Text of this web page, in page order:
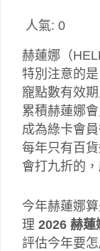
人氣: 0
赫蓮娜（
特別注意的
寵點數有效
累積赫蓮娜
成為綠卡會
每年只有百
會打九折的
今年赫蓮娜
理 2026 赫蓮
評估今年要怎